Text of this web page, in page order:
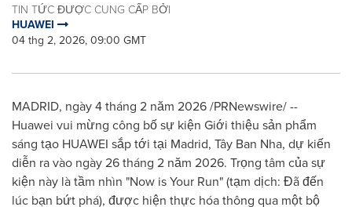
TIN TỨC ĐƯỢC CUNG CẤP BỞI
HUAWEI
04 thg 2, 2026, 09:00 GMT
MADRID, ngày 4 tháng 2 năm 2026 /PRNewswire/ --
Huawei vui mừng công bố sự kiện Giới thiệu sản phẩm
sáng tạo HUAWEI sắp tới tại Madrid, Tây Ban Nha, dự kiến
diễn ra vào ngày 26 tháng 2 năm 2026. Trọng tâm của sự
kiện này là tầm nhìn "Now is Your Run" (tạm dịch: Đã đến
lúc bạn bứt phá), được hiện thực hóa thông qua một bộ